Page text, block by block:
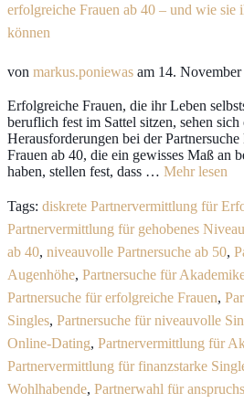
erfolgreiche Frauen ab 40 – und wie sie
können
von markus.poniewas am 14.
Erfolgreiche Frauen, die ihr Leben
beruflich fest im Sattel sitzen, sehen
Herausforderungen bei der
Frauen ab 40, die ein gewisses Maß an
haben, stellen fest, dass … Mehr lesen
Tags: diskrete Partnervermittlung für
Partnervermittlung für gehobenes Niveau
ab 40, niveauvolle Partnersuche ab 50,
Augenhöhe, Partnersuche für
Partnersuche für erfolgreiche Frauen,
Singles, Partnersuche für niveauvolle
Online-Dating, Partnervermittlung für
Partnervermittlung für finanzstarke
Wohlhabende, Partnerwahl für